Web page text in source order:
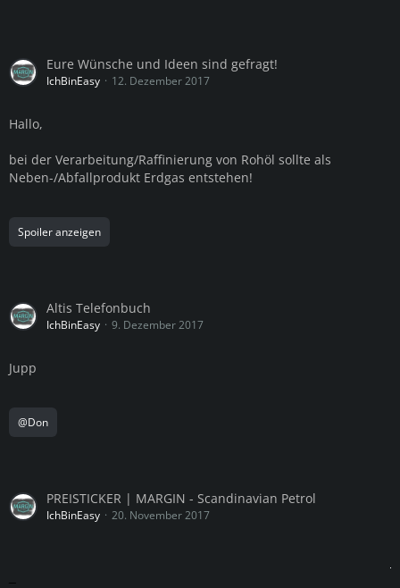
Eure Wünsche und Ideen sind gefragt!
IchBinEasy 12. Dezember 2017
Hallo,
bei der Verarbeitung/Raffinierung von Rohöl sollte als
Neben-/Abfallprodukt Erdgas entstehen!
Spoiler anzeigen
Altis Telefonbuch
IchBinEasy 9. Dezember 2017
Jupp
@Don
PREISTICKER | MARGIN - Scandinavian Petrol
IchBinEasy 20. November 2017